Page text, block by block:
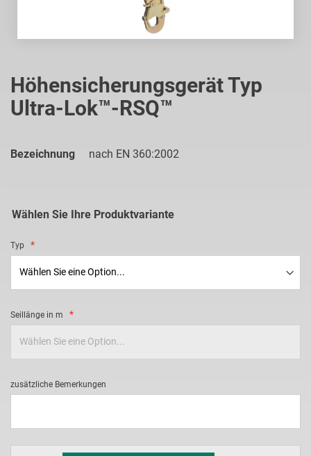
Höhensicherungsgerät Typ
Ultra-Lok™-RSQ™
Bezeichnung nach EN 360:2002
Wählen Sie Ihre Produktvariante
Typ
Seillänge in m
zusätzliche Bemerkungen
Anfang
der
Bildgalerie